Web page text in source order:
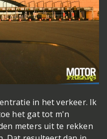
in het verkeer. Ik
het gat tot m'n
meters uit te rekken